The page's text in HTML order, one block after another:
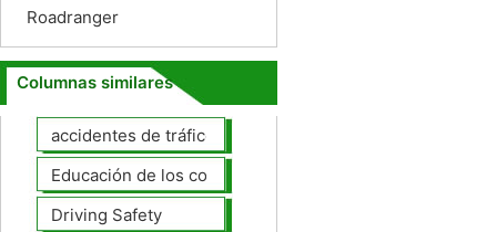
Roadranger
Columnas similares
accidentes de tráfico
Educación de los conductores
Driving Safety